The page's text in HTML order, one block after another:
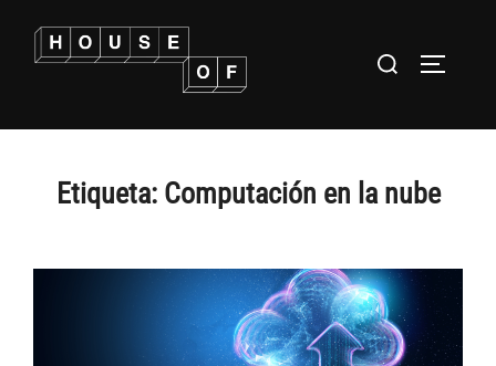
Buscar:
Etiqueta: Computación en la nube